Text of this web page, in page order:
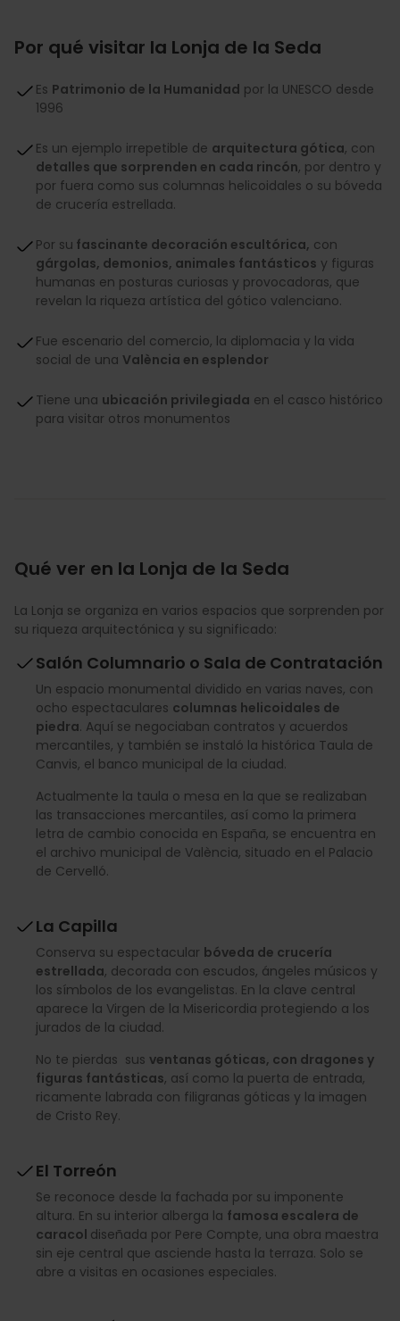
Por qué visitar la Lonja de la Seda
Es Patrimonio de la Humanidad por la UNESCO desde
1996
Es un ejemplo irrepetible de arquitectura gótica, con
detalles que sorprenden en cada rincón, por dentro y
por fuera como sus columnas helicoidales o su bóveda
de crucería estrellada.
Por su fascinante decoración escultórica, con
gárgolas, demonios, animales fantásticos y figuras
humanas en posturas curiosas y provocadoras, que
revelan la riqueza artística del gótico valenciano.
Fue escenario del comercio, la diplomacia y la vida
social de una València en esplendor
Tiene una ubicación privilegiada en el casco histórico
para visitar otros monumentos
Qué ver en la Lonja de la Seda
La Lonja se organiza en varios espacios que sorprenden por
su riqueza arquitectónica y su significado:
Salón Columnario o Sala de Contratación
Un espacio monumental dividido en varias naves, con
ocho espectaculares columnas helicoidales de
piedra. Aquí se negociaban contratos y acuerdos
mercantiles, y también se instaló la histórica Taula de
Canvis, el banco municipal de la ciudad.
Actualmente la taula o mesa en la que se realizaban
las transacciones mercantiles, así como la primera
letra de cambio conocida en España, se encuentra en
el archivo municipal de València, situado en el Palacio
de Cervelló.
La Capilla
Conserva su espectacular bóveda de crucería
estrellada, decorada con escudos, ángeles músicos y
los símbolos de los evangelistas. En la clave central
aparece la Virgen de la Misericordia protegiendo a los
jurados de la ciudad.
No te pierdas sus ventanas góticas, con dragones y
figuras fantásticas, así como la puerta de entrada,
ricamente labrada con filigranas góticas y la imagen
de Cristo Rey.
El Torreón
Se reconoce desde la fachada por su imponente
altura. En su interior alberga la famosa escalera de
caracol diseñada por Pere Compte, una obra maestra
sin eje central que asciende hasta la terraza. Solo se
abre a visitas en ocasiones especiales.